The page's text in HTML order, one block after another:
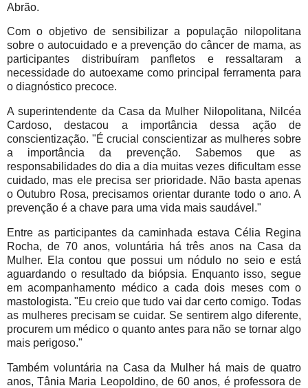
Abrão.
Com o objetivo de sensibilizar a população nilopolitana
sobre o autocuidado e a prevenção do câncer de mama, as
participantes distribuíram panfletos e ressaltaram a
necessidade do autoexame como principal ferramenta para
o diagnóstico precoce.
A superintendente da Casa da Mulher Nilopolitana, Nilcéa
Cardoso, destacou a importância dessa ação de
conscientização. "É crucial conscientizar as mulheres sobre
a importância da prevenção. Sabemos que as
responsabilidades do dia a dia muitas vezes dificultam esse
cuidado, mas ele precisa ser prioridade. Não basta apenas
o Outubro Rosa, precisamos orientar durante todo o ano. A
prevenção é a chave para uma vida mais saudável."
Entre as participantes da caminhada estava Célia Regina
Rocha, de 70 anos, voluntária há três anos na Casa da
Mulher. Ela contou que possui um nódulo no seio e está
aguardando o resultado da biópsia. Enquanto isso, segue
em acompanhamento médico a cada dois meses com o
mastologista. "Eu creio que tudo vai dar certo comigo. Todas
as mulheres precisam se cuidar. Se sentirem algo diferente,
procurem um médico o quanto antes para não se tornar algo
mais perigoso."
Também voluntária na Casa da Mulher há mais de quatro
anos, Tânia Maria Leopoldino, de 60 anos, é professora de